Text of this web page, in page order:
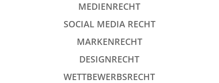
MEDIENRECHT
SOCIAL MEDIA RECHT
MARKENRECHT
DESIGNRECHT
WETTBEWERBSRECHT